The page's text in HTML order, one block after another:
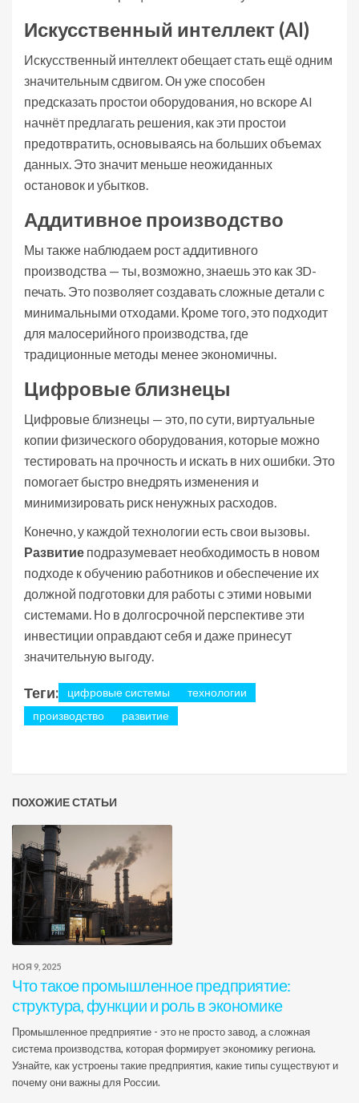
Искусственный интеллект (AI)
Искусственный интеллект обещает стать ещё одним
значительным сдвигом. Он уже способен
предсказать простои оборудования, но вскоре AI
начнёт предлагать решения, как эти простои
предотвратить, основываясь на больших объемах
данных. Это значит меньше неожиданных
остановок и убытков.
Аддитивное производство
Мы также наблюдаем рост аддитивного
производства — ты, возможно, знаешь это как 3D-
печать. Это позволяет создавать сложные детали с
минимальными отходами. Кроме того, это подходит
для малосерийного производства, где
традиционные методы менее экономичны.
Цифровые близнецы
Цифровые близнецы — это, по сути, виртуальные
копии физического оборудования, которые можно
тестировать на прочность и искать в них ошибки. Это
помогает быстро внедрять изменения и
минимизировать риск ненужных расходов.
Конечно, у каждой технологии есть свои вызовы.
Развитие подразумевает необходимость в новом
подходе к обучению работников и обеспечение их
должной подготовки для работы с этими новыми
системами. Но в долгосрочной перспективе эти
инвестиции оправдают себя и даже принесут
значительную выгоду.
Теги: цифровые системы
технологии
производство
развитие
ПОХОЖИЕ СТАТЬИ
НОЯ 9, 2025
Что такое промышленное предприятие:
структура, функции и роль в экономике
Промышленное предприятие - это не просто завод, а сложная
система производства, которая формирует экономику региона.
Узнайте, как устроены такие предприятия, какие типы существуют и
почему они важны для России.